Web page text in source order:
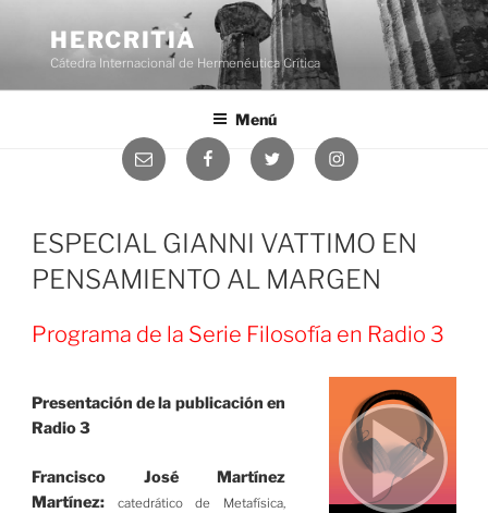
contenido
HERCRITIA
Cátedra Internacional de Hermenéutica Crítica
Menú
ESPECIAL GIANNI VATTIMO EN
PENSAMIENTO AL MARGEN
Programa de la Serie Filosofía en Radio 3
Presentación de la publicación en
Radio 3
Francisco José Martínez
Martínez:
catedrático de Metafísica,
Correo
electrónico
FacebookTwitter Instagram